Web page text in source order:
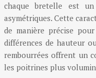
chaque bretelle est
asymétriques. Cette
de manière précise
différences de hauteur
rembourrées offrent un
les poitrines plus